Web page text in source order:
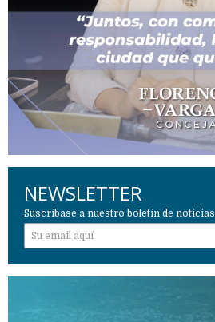
NEWSLETTER
Suscríbase a nuestro boletín de noticias